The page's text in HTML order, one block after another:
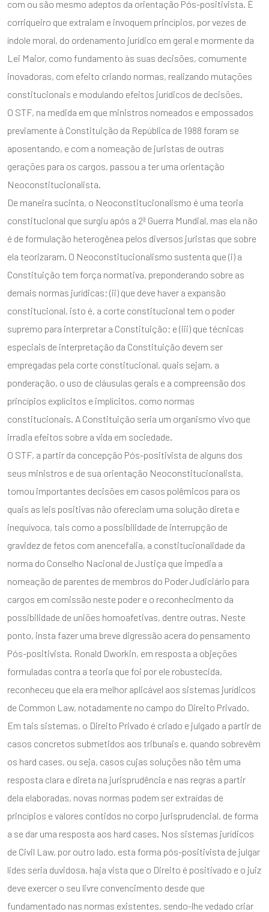
com ou são mesmo adeptos da orientação Pós-positivista. É
corriqueiro que extraiam e invoquem princípios, por vezes de
índole moral, do ordenamento jurídico em geral e mormente da
Lei Maior, como fundamento às suas decisões, comumente
inovadoras, com efeito criando normas, realizando mutações
constitucionais e modulando efeitos jurídicos de decisões.
O STF, na medida em que ministros nomeados e empossados
previamente à Constituição da República de 1988 foram se
aposentando, e com a nomeação de juristas de outras
gerações para os cargos, passou a ter uma orientação
Neoconstitucionalista.
De maneira sucinta, o Neoconstitucionalismo é uma teoria
constitucional que surgiu após a 2ª Guerra Mundial, mas ela não
é de formulação heterogênea pelos diversos juristas que sobre
ela teorizaram. O Neoconstitucionalismo sustenta que (i) a
Constituição tem força normativa, preponderando sobre as
demais normas jurídicas; (ii) que deve haver a expansão
constitucional, isto é, a corte constitucional tem o poder
supremo para interpretar a Constituição; e (iii) que técnicas
especiais de interpretação da Constituição devem ser
empregadas pela corte constitucional, quais sejam, a
ponderação, o uso de cláusulas gerais e a compreensão dos
princípios explícitos e implícitos, como normas
constitucionais. A Constituição seria um organismo vivo que
irradia efeitos sobre a vida em sociedade.
O STF, a partir da concepção Pós-positivista de alguns dos
seus ministros e de sua orientação Neoconstitucionalista,
tomou importantes decisões em casos polêmicos para os
quais as leis positivas não ofereciam uma solução direta e
inequívoca, tais como a possibilidade de interrupção de
gravidez de fetos com anencefalia, a constitucionalidade da
norma do Conselho Nacional de Justiça que impedia a
nomeação de parentes de membros do Poder Judiciário para
cargos em comissão neste poder e o reconhecimento da
possibilidade de uniões homoafetivas, dentre outras. Neste
ponto, insta fazer uma breve digressão acera do pensamento
Pós-positivista. Ronald Dworkin, em resposta a objeções
formuladas contra a teoria que foi por ele robustecida,
reconheceu que ela era melhor aplicável aos sistemas jurídicos
de Common Law, notadamente no campo do Direito Privado.
Em tais sistemas, o Direito Privado é criado e julgado a partir de
casos concretos submetidos aos tribunais e, quando sobrevêm
os hard cases, ou seja, casos cujas soluções não têm uma
resposta clara e direta na jurisprudência e nas regras a partir
dela elaboradas, novas normas podem ser extraídas de
princípios e valores contidos no corpo jurisprudencial, de forma
a se dar uma resposta aos hard cases. Nos sistemas jurídicos
de Civil Law, por outro lado, esta forma pós-positivista de julgar
lides seria duvidosa, haja vista que o Direito é positivado e o juiz
deve exercer o seu livre convencimento desde que
fundamentado nas normas existentes, sendo-lhe vedado criar
ENVIAR